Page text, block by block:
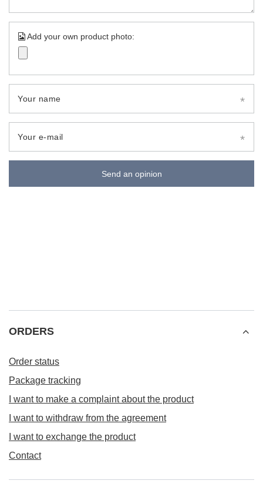
Add your own product photo:
Your name
Your e-mail
Send an opinion
ORDERS
Order status
Package tracking
I want to make a complaint about the product
I want to withdraw from the agreement
I want to exchange the product
Contact